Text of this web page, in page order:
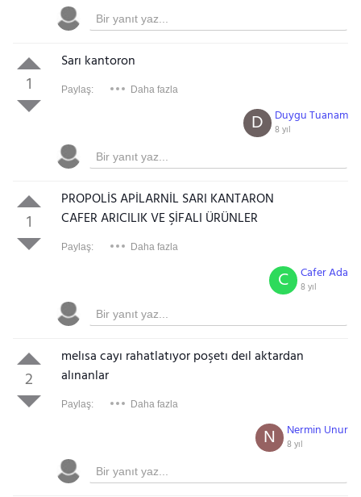
1
Sarı kantoron
Paylaş: Daha fazla
Duygu Tuanam
8 yıl
D
1
PROPOLİS APİLARNİL SARI KANTARON
CAFER ARICILIK VE ŞİFALI ÜRÜNLER
Paylaş: Daha fazla
Cafer Ada
8 yıl
C
2
melısa cayı rahatlatıyor poşetı deıl aktardan
alınanlar
Paylaş: Daha fazla
Nermin Unur
8 yıl
N